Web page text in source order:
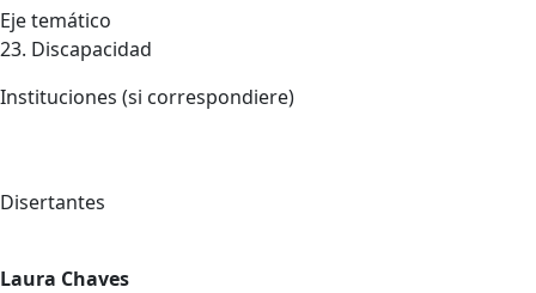
Eje temático
23. Discapacidad
Instituciones (si correspondiere)
Disertantes
Laura Chaves